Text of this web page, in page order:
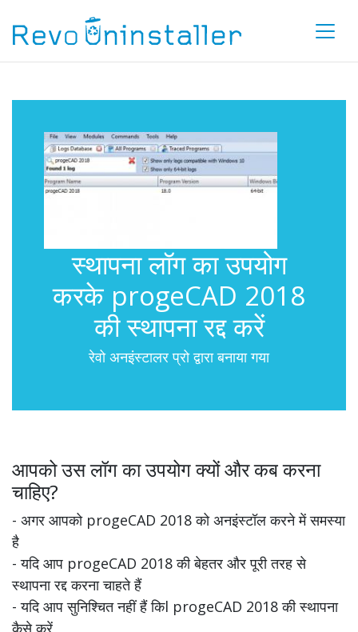
स्थापना लॉग का उपयोग
करके progeCAD 2018
की स्थापना रद्द करें
रेवो अनइंस्टालर प्रो द्वारा बनाया गया
आपको उस लॉग का उपयोग क्यों और कब करना
चाहिए?
- अगर आपको progeCAD 2018 को अनइंस्टॉल करने में समस्या
है
- यदि आप progeCAD 2018 की बेहतर और पूरी तरह से
स्थापना रद्द करना चाहते हैं
- यदि आप सुनिश्चित नहीं हैं किl progeCAD 2018 की स्थापना
कैसे करें